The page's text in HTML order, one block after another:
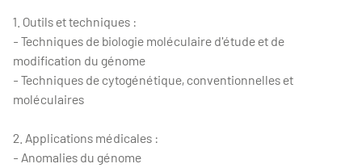
1. Outils et techniques :
- Techniques de biologie moléculaire d'étude et de
modification du génome
- Techniques de cytogénétique, conventionnelles et
moléculaires
2. Applications médicales :
- Anomalies du génome